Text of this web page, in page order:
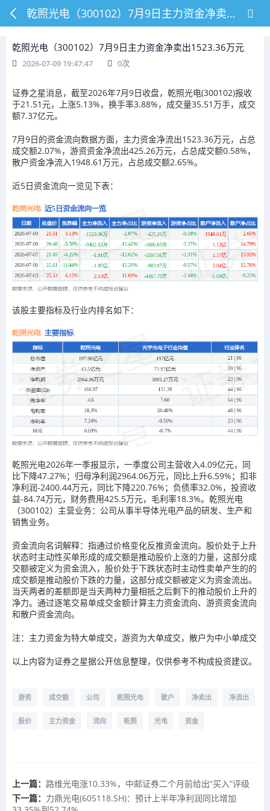
乾照光电（300102）7月9日主力资金净卖出1523.36万元
乾照光电（300102）7月9日主力资金净卖出1523.36万元
2026-07-09 19:47:47 0次
证券之星消息，截至2026年7月9日收盘，乾照光电(300102)报收
于21.51元，上涨5.13%，换手率3.88%，成交量35.51万手，成交
额7.37亿元。
7月9日的资金流向数据方面，主力资金净流出1523.36万元，占总
成交额2.07%，游资资金净流出425.26万元，占总成交额0.58%，
散户资金净流入1948.61万元，占总成交额2.65%。
近5日资金流向一览见下表：
该股主要指标及行业内排名如下：
乾照光电2026年一季报显示，一季度公司主营收入4.09亿元，同
比下降47.27%；归母净利润2964.06万元，同比上升6.59%；扣非
净利润-2400.44万元，同比下降220.76%；负债率32.0%，投资收
益-84.74万元，财务费用425.5万元，毛利率18.3%。乾照光电
（300102）主营业务：公司从事半导体光电产品的研发、生产和
销售业务。
资金流向名词解释：指通过价格变化反推资金流向。股价处于上升
状态时主动性买单形成的成交额是推动股价上涨的力量，这部分成
交额被定义为资金流入，股价处于下跌状态时主动性卖单产生的的
成交额是推动股价下跌的力量，这部分成交额被定义为资金流出。
当天两者的差额即是当天两种力量相抵之后剩下的推动股价上升的
净力。通过逐笔交易单成交金额计算主力资金流向、游资资金流向
和散户资金流向。
注：主力资金为特大单成交，游资为大单成交，散户为中小单成交
以上内容为证券之星据公开信息整理，仅供参考不构成投资建议。
游资 成交额 公司 乾照光电 散户 净卖出 净流出
股价 主力资金 流向 乾照 光电 资金
上一篇： 路维光电涨10.33%，中邮证券二个月前给出“买入”评级
下一篇： 力鼎光电(605118.SH)：预计上半年净利润同比增加